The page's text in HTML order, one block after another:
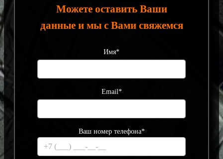
Можете оставить Ваши
данные и мы с Вами свяжемся
Имя*
Email*
Ваш номер телефона*